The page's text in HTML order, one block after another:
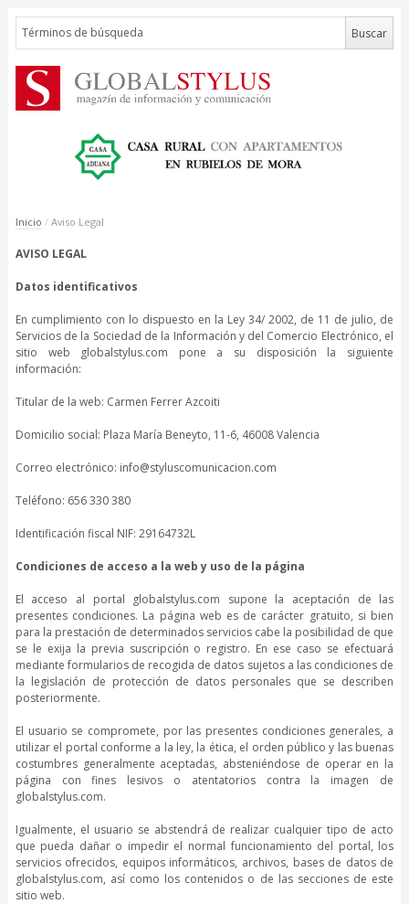
Inicio / Aviso Legal
AVISO LEGAL
Datos identificativos
En cumplimiento con lo dispuesto en la Ley 34/ 2002, de 11 de julio, de
Servicios de la Sociedad de la Información y del Comercio Electrónico, el
sitio web globalstylus.com pone a su disposición la siguiente
información:
Titular de la web: Carmen Ferrer Azcoiti
Domicilio social: Plaza María Beneyto, 11-6, 46008 Valencia
Correo electrónico: info@styluscomunicacion.com
Teléfono: 656 330 380
Identificación fiscal NIF: 29164732L
Condiciones de acceso a la web y uso de la página
El acceso al portal globalstylus.com supone la aceptación de las
presentes condiciones. La página web es de carácter gratuito, si bien
para la prestación de determinados servicios cabe la posibilidad de que
se le exija la previa suscripción o registro. En ese caso se efectuará
mediante formularios de recogida de datos sujetos a las condiciones de
la legislación de protección de datos personales que se describen
posteriormente.
El usuario se compromete, por las presentes condiciones generales, a
utilizar el portal conforme a la ley, la ética, el orden público y las buenas
costumbres generalmente aceptadas, absteniéndose de operar en la
página con fines lesivos o atentatorios contra la imagen de
globalstylus.com.
Igualmente, el usuario se abstendrá de realizar cualquier tipo de acto
que pueda dañar o impedir el normal funcionamiento del portal, los
servicios ofrecidos, equipos informáticos, archivos, bases de datos de
globalstylus.com, así como los contenidos o de las secciones de este
sitio web.